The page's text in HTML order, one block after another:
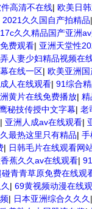
高清不在线| 欧美日
2021久久国自产拍精品|
17c久久精品国产亚洲
费观看| 亚洲天堂性
人妻少妇精品视频在
在线一区| 欧美亚洲
人在线观看| 91综合
黄片在线免费播放| 精
秘技传授中文字幕| 老
| 亚洲人成av在线观看|
最热这里只有精品| 手
| 日韩毛片在线观看网
蕉久久av在线观看|
碰青青草原免费在线观
| 69黄视频动漫在线
| 日本亚洲综合久久久 |